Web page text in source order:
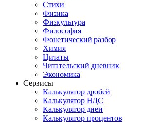
Стихи
Физика
Физкультура
Философия
Фонетический разбор
Химия
Цитаты
Читательский дневник
Экономика
Сервисы
Калькулятор дробей
Калькулятор НДС
Калькулятор дней
Калькулятор процентов